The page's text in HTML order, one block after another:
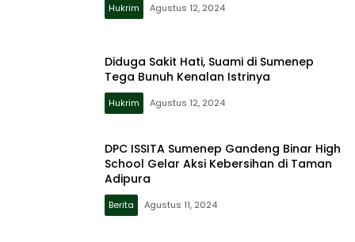
Hukrim Agustus 12, 2024
Diduga Sakit Hati, Suami di Sumenep
Tega Bunuh Kenalan Istrinya
Hukrim Agustus 12, 2024
DPC ISSITA Sumenep Gandeng Binar High
School Gelar Aksi Kebersihan di Taman
Adipura
Berita Agustus 11, 2024